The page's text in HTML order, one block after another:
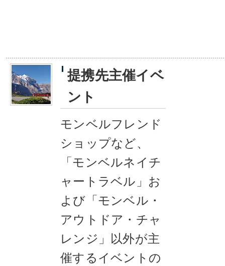
提携先主催イベ
ント
モンベルフレンド
ショップなど、
「モンベルネイチ
ャートラベル」お
よび「モンベル・
アウトドア・チャ
レンジ」以外が主
催するイベントの